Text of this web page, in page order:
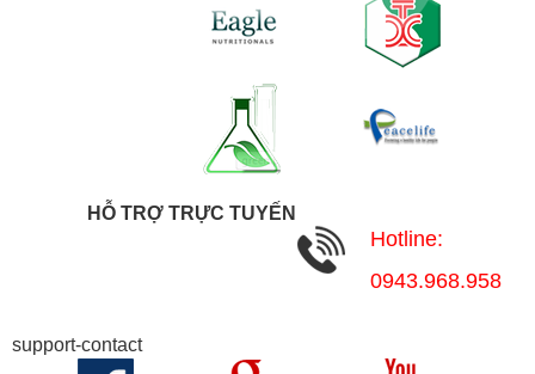
HỖ TRỢ TRỰC TUYẾN
Hotline:
0943.968.958
support-contact